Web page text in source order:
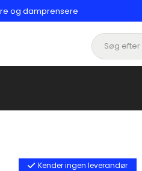
og damprensere
Kender ingen leverandør